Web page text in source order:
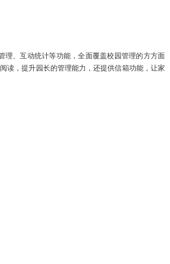
、互动统计等功能，全面覆盖校园管理的方方面
读，提升园长的管理能力，还提供信箱功能，让家